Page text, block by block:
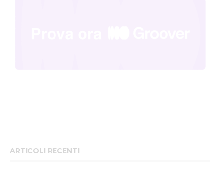
ARTICOLI RECENTI